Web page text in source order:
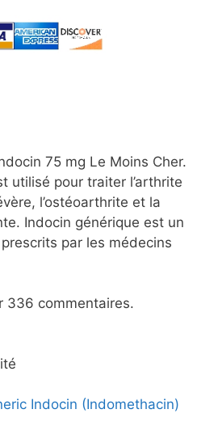
75 mg Le Moins Cher.
utilisé pour traiter l’arthrite
l’ostéoarthrite et la
Indocin générique est un
par les médecins
336 commentaires.
Indocin (Indomethacin)